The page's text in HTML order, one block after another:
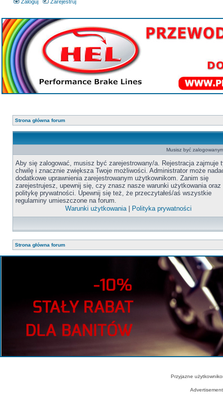
Zaloguj Zarejestruj
Strona główna forum
Musisz być
Aby się zalogować, musisz być zarejestrowany/a. Rejestracja zajmuje
chwilę i znacznie zwiększa Twoje możliwości. Administrator może
dodatkowe uprawnienia zarejestrowanym użytkownikom. Zanim się
zarejestrujesz, upewnij się, czy znasz nasze warunki użytkowania oraz
politykę prywatności. Upewnij się też, że przeczytałeś/aś wszystkie
regulaminy umieszczone na forum.
Warunki użytkowania| Polityka prywatności
Strona główna forum
Przyjazne